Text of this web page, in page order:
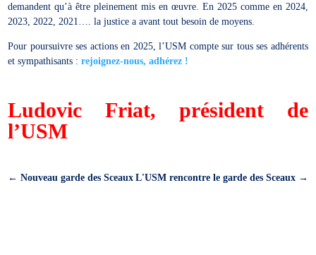
demandent qu’à être pleinement mis en œuvre. En 2025 comme en 2024,
2023, 2022, 2021…. la justice a avant tout besoin de moyens.
Pour poursuivre ses actions en 2025, l’USM compte sur tous ses adhérents
et sympathisants :rejoignez-nous, adhérez !
Ludovic Friat, président de
l’USM
←Nouveau garde des Sceaux L'USM rencontre le garde des Sceaux→